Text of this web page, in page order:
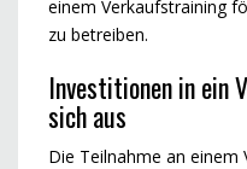
einem Verkaufstraining
zu betreiben.
Investitionen in ein
sich aus
Die Teilnahme an einem